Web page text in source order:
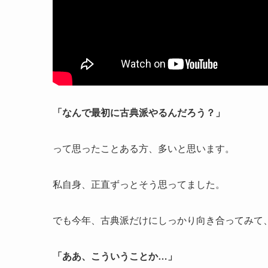
「なんで最初に古典派やるんだろう？」
って思ったことある方、多いと思います。
私自身、正直ずっとそう思ってました。
でも今年、古典派だけにしっかり向き合ってみて
「ああ、こういうことか…」